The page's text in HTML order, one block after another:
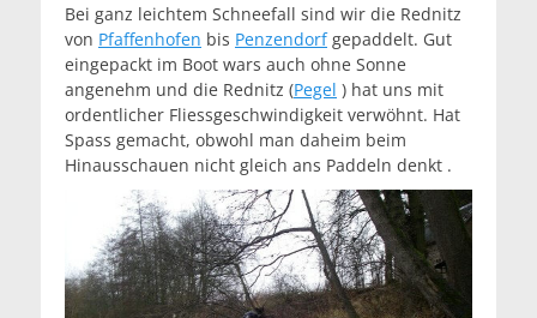
Bei ganz leichtem Schneefall sind wir die Rednitz
von Pfaffenhofen bis Penzendorfgepaddelt. Gut
eingepackt im Boot wars auch ohne Sonne
angenehm und die Rednitz (Pegel ) hat uns mit
ordentlicher Fliessgeschwindigkeit verwöhnt. Hat
Spass gemacht, obwohl man daheim beim
Hinausschauen nicht gleich ans Paddeln denkt .